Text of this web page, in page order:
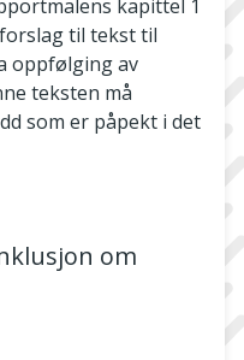
kapittel 1
til tekst til
oppfølging av
teksten må
som er påpekt i det
om